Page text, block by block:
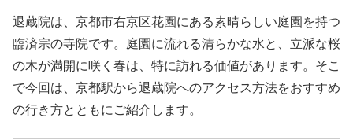
退蔵院は、京都市右京区花園にある素晴らしい庭園を持つ
臨済宗の寺院です。庭園に流れる清らかな水と、立派な桜
の木が満開に咲く春は、特に訪れる価値があります。そこ
で今回は、京都駅から退蔵院へのアクセス方法をおすすめ
の行き方とともにご紹介します。